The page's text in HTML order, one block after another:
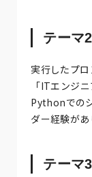
テーマ
実行したプロ
「ITエンジ
Pythonでの
ダー経験があ
テーマ